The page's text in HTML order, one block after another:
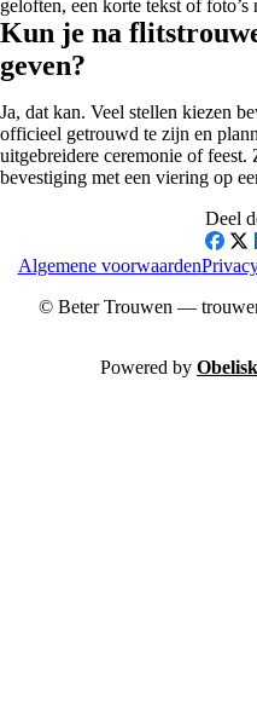
geloften, een korte tekst of foto’s
Kun je na
geven?
Ja, dat kan. Veel stellen kiezen
officieel getrouwd te zijn en
uitgebreidere ceremonie of
bevestiging met een viering op
Deel
X
Algemene voorwaarden
© Beter Trouwen —
Powered by Obelisk